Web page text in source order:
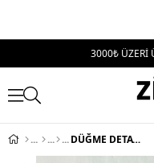
3000₺ ÜZERİ
DÜĞME DETAY ASKILI BLUZ BEYAZ